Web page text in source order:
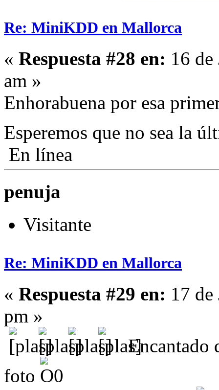
Re: MiniKDD en Mallorca
« Respuesta #28 en: 16
am »
Enhorabuena por esa
Esperemos que no sea la
En línea
penuja
Visitante
Re: MiniKDD en Mallorca
« Respuesta #29 en: 17
pm »
Encantado
foto